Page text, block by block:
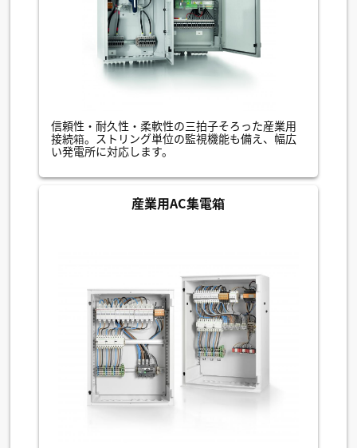
信頼性・耐久性・柔軟性の三拍子そろった産業用
接続箱。ストリング単位の監視機能も備え、幅広
い発電所に対応します。
産業用AC集電箱